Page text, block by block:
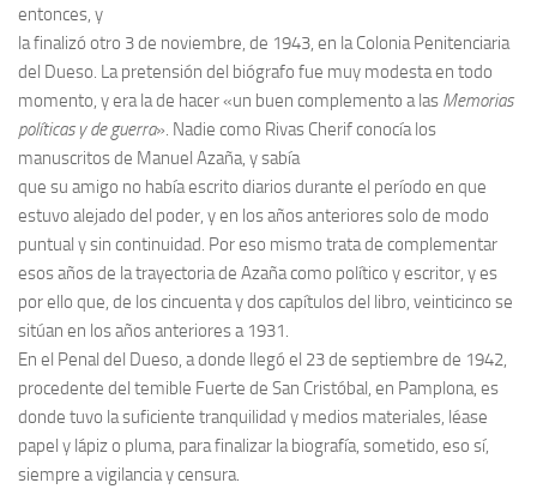
entonces, y
la finalizó otro 3 de noviembre, de 1943, en la Colonia Penitenciaria
del Dueso. La pretensión del biógrafo fue muy modesta en todo
momento, y era la de hacer «un buen complemento a las Memorias
políticas y de guerra». Nadie como Rivas Cherif conocía los
manuscritos de Manuel Azaña, y sabía
que su amigo no había escrito diarios durante el período en que
estuvo alejado del poder, y en los años anteriores solo de modo
puntual y sin continuidad. Por eso mismo trata de complementar
esos años de la trayectoria de Azaña como político y escritor, y es
por ello que, de los cincuenta y dos capítulos del libro, veinticinco se
sitúan en los años anteriores a 1931.
En el Penal del Dueso, a donde llegó el 23 de septiembre de 1942,
procedente del temible Fuerte de San Cristóbal, en Pamplona, es
donde tuvo la suficiente tranquilidad y medios materiales, léase
papel y lápiz o pluma, para finalizar la biografía, sometido, eso sí,
siempre a vigilancia y censura.